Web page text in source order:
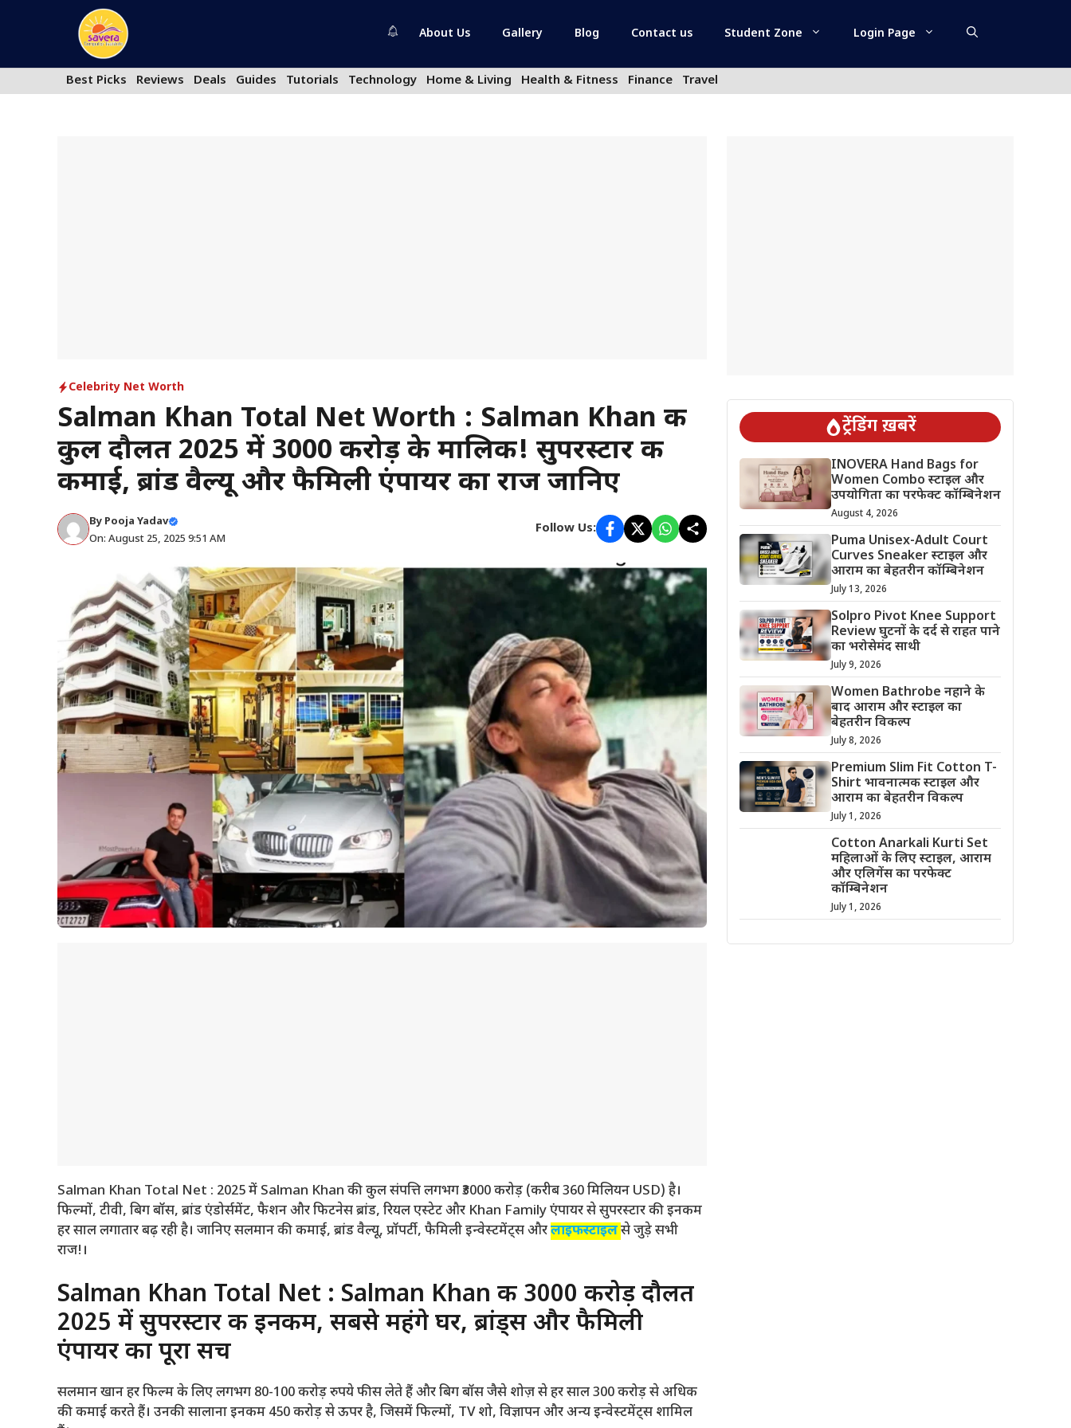
About Us Gallery Blog Contact us Student Zone Login Page
Best Picks Reviews Deals Guides Tutorials Technology Home & Living Health & Fitness Finance Travel
Celebrity Net Worth
Salman Khan Total Net Worth : Salman Khan की
कुल दौलत 2025 में ₹3000 करोड़ के मालिक! सुपरस्टार की
कमाई, ब्रांड वैल्यू और फैमिली एंपायर का राज जानिए
By Pooja Yadav
On: August 25, 2025 9:51 AM
Follow Us:
Salman Khan Total Net : 2025 में Salman Khan की कुल संपत्ति लगभग ₹3000 करोड़ (करीब 360 मिलियन USD) है।
फिल्मों, टीवी, बिग बॉस, ब्रांड एंडोर्समेंट, फैशन और फिटनेस ब्रांड, रियल एस्टेट और Khan Family एंपायर से सुपरस्टार की इनकम
हर साल लगातार बढ़ रही है। जानिए सलमान की कमाई, ब्रांड वैल्यू, प्रॉपर्टी, फैमिली इन्वेस्टमेंट्स औरलाइफस्टाइलसे जुड़े सभी
राज!।
Salman Khan Total Net : Salman Khan की ₹3000 करोड़ दौलत
2025 में सुपरस्टार की इनकम, सबसे महंगे घर, ब्रांड्स और फैमिली
एंपायर का पूरा सच
सलमान खान हर फिल्म के लिए लगभग 80-100 करोड़ रुपये फीस लेते हैं और बिग बॉस जैसे शोज़ से हर साल 300 करोड़ से अधिक
की कमाई करते हैं। उनकी सालाना इनकम 450 करोड़ से ऊपर है, जिसमें फिल्मों, TV शो, विज्ञापन और अन्य इन्वेस्टमेंट्स शामिल
ट्रेंडिंग ख़बरें
INOVERA Hand Bags for
Women Combo स्टाइल और
उपयोगिता का परफेक्ट कॉम्बिनेशन
August 4, 2026
Puma Unisex-Adult Court
Curves Sneaker स्टाइल और
आराम का बेहतरीन कॉम्बिनेशन
July 13, 2026
Solpro Pivot Knee Support
Review घुटनों के दर्द से राहत पाने
का भरोसेमंद साथी
July 9, 2026
Women Bathrobe नहाने के
बाद आराम और स्टाइल का
बेहतरीन विकल्प
July 8, 2026
Premium Slim Fit Cotton T-
Shirt भावनात्मक स्टाइल और
आराम का बेहतरीन विकल्प
July 1, 2026
Cotton Anarkali Kurti Set
महिलाओं के लिए स्टाइल, आराम
और एलिगेंस का परफेक्ट
कॉम्बिनेशन
July 1, 2026